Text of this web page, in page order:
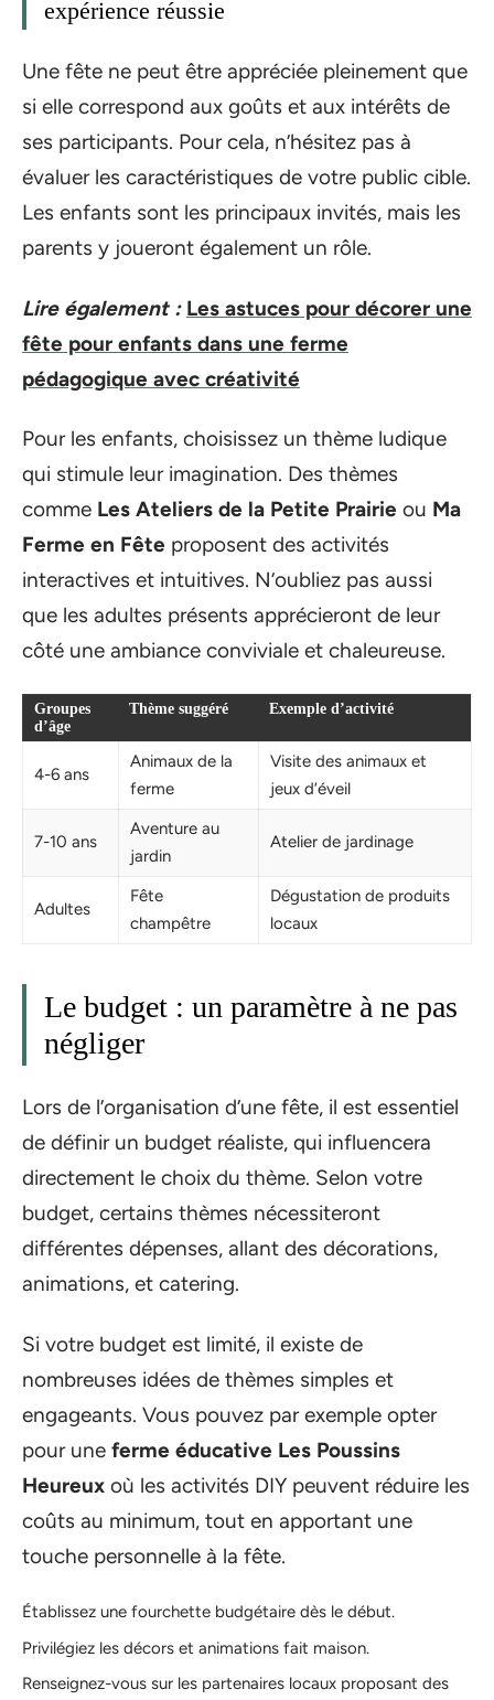
expérience réussie
Une fête ne peut être appréciée pleinement que
si elle correspond aux goûts et aux intérêts de
ses participants. Pour cela, n’hésitez pas à
évaluer les caractéristiques de votre public cible.
Les enfants sont les principaux invités, mais les
parents y joueront également un rôle.
Lire également : Les astuces pour décorer une
fête pour enfants dans une ferme
pédagogique avec créativité
Pour les enfants, choisissez un thème ludique
qui stimule leur imagination. Des thèmes
comme Les Ateliers de la Petite Prairie ou Ma
Ferme en Fête proposent des activités
interactives et intuitives. N’oubliez pas aussi
que les adultes présents apprécieront de leur
côté une ambiance conviviale et chaleureuse.
Groupes
d’âge
Thème suggéré Exemple d’activité
4-6 ans
Animaux de la
ferme
Visite des animaux et
jeux d’éveil
7-10 ans
Aventure au
jardin
Atelier de jardinage
Adultes
Fête
champêtre
Dégustation de produits
locaux
Le budget : un paramètre à ne pas
négliger
Lors de l’organisation d’une fête, il est essentiel
de définir un budget réaliste, qui influencera
directement le choix du thème. Selon votre
budget, certains thèmes nécessiteront
différentes dépenses, allant des décorations,
animations, et catering.
Si votre budget est limité, il existe de
nombreuses idées de thèmes simples et
engageants. Vous pouvez par exemple opter
pour une ferme éducative Les Poussins
Heureux où les activités DIY peuvent réduire les
coûts au minimum, tout en apportant une
touche personnelle à la fête.
Établissez une fourchette budgétaire dès le début.
Privilégiez les décors et animations fait maison.
Renseignez-vous sur les partenaires locaux proposant des